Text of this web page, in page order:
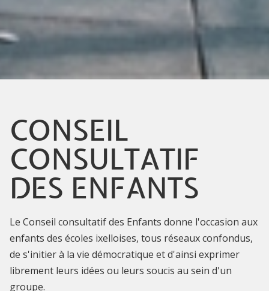
CONSEIL
CONSULTATIF
DES ENFANTS
Le Conseil consultatif des Enfants donne l'occasion aux
enfants des écoles ixelloises, tous réseaux confondus,
de s'initier à la vie démocratique et d'ainsi exprimer
librement leurs idées ou leurs soucis au sein d'un
groupe.